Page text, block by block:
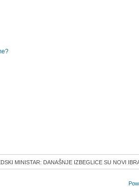
MINISTAR: DANAŠNJE IZBEGLICE SU NOVI